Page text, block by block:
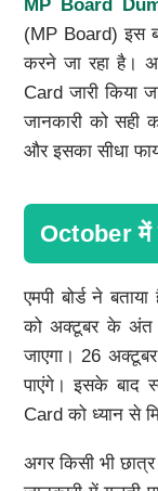
MP Board
(MP Board) इस
करने जा रहा है।
Card जारी किया
जानकारी को सही
और इसका सीधा
October में
एमपी बोर्ड ने
को अक्टूबर के अंत
जाएगा। 26
पाएंगे। इसके बाद
Card को ध्यान से
अगर किसी भी